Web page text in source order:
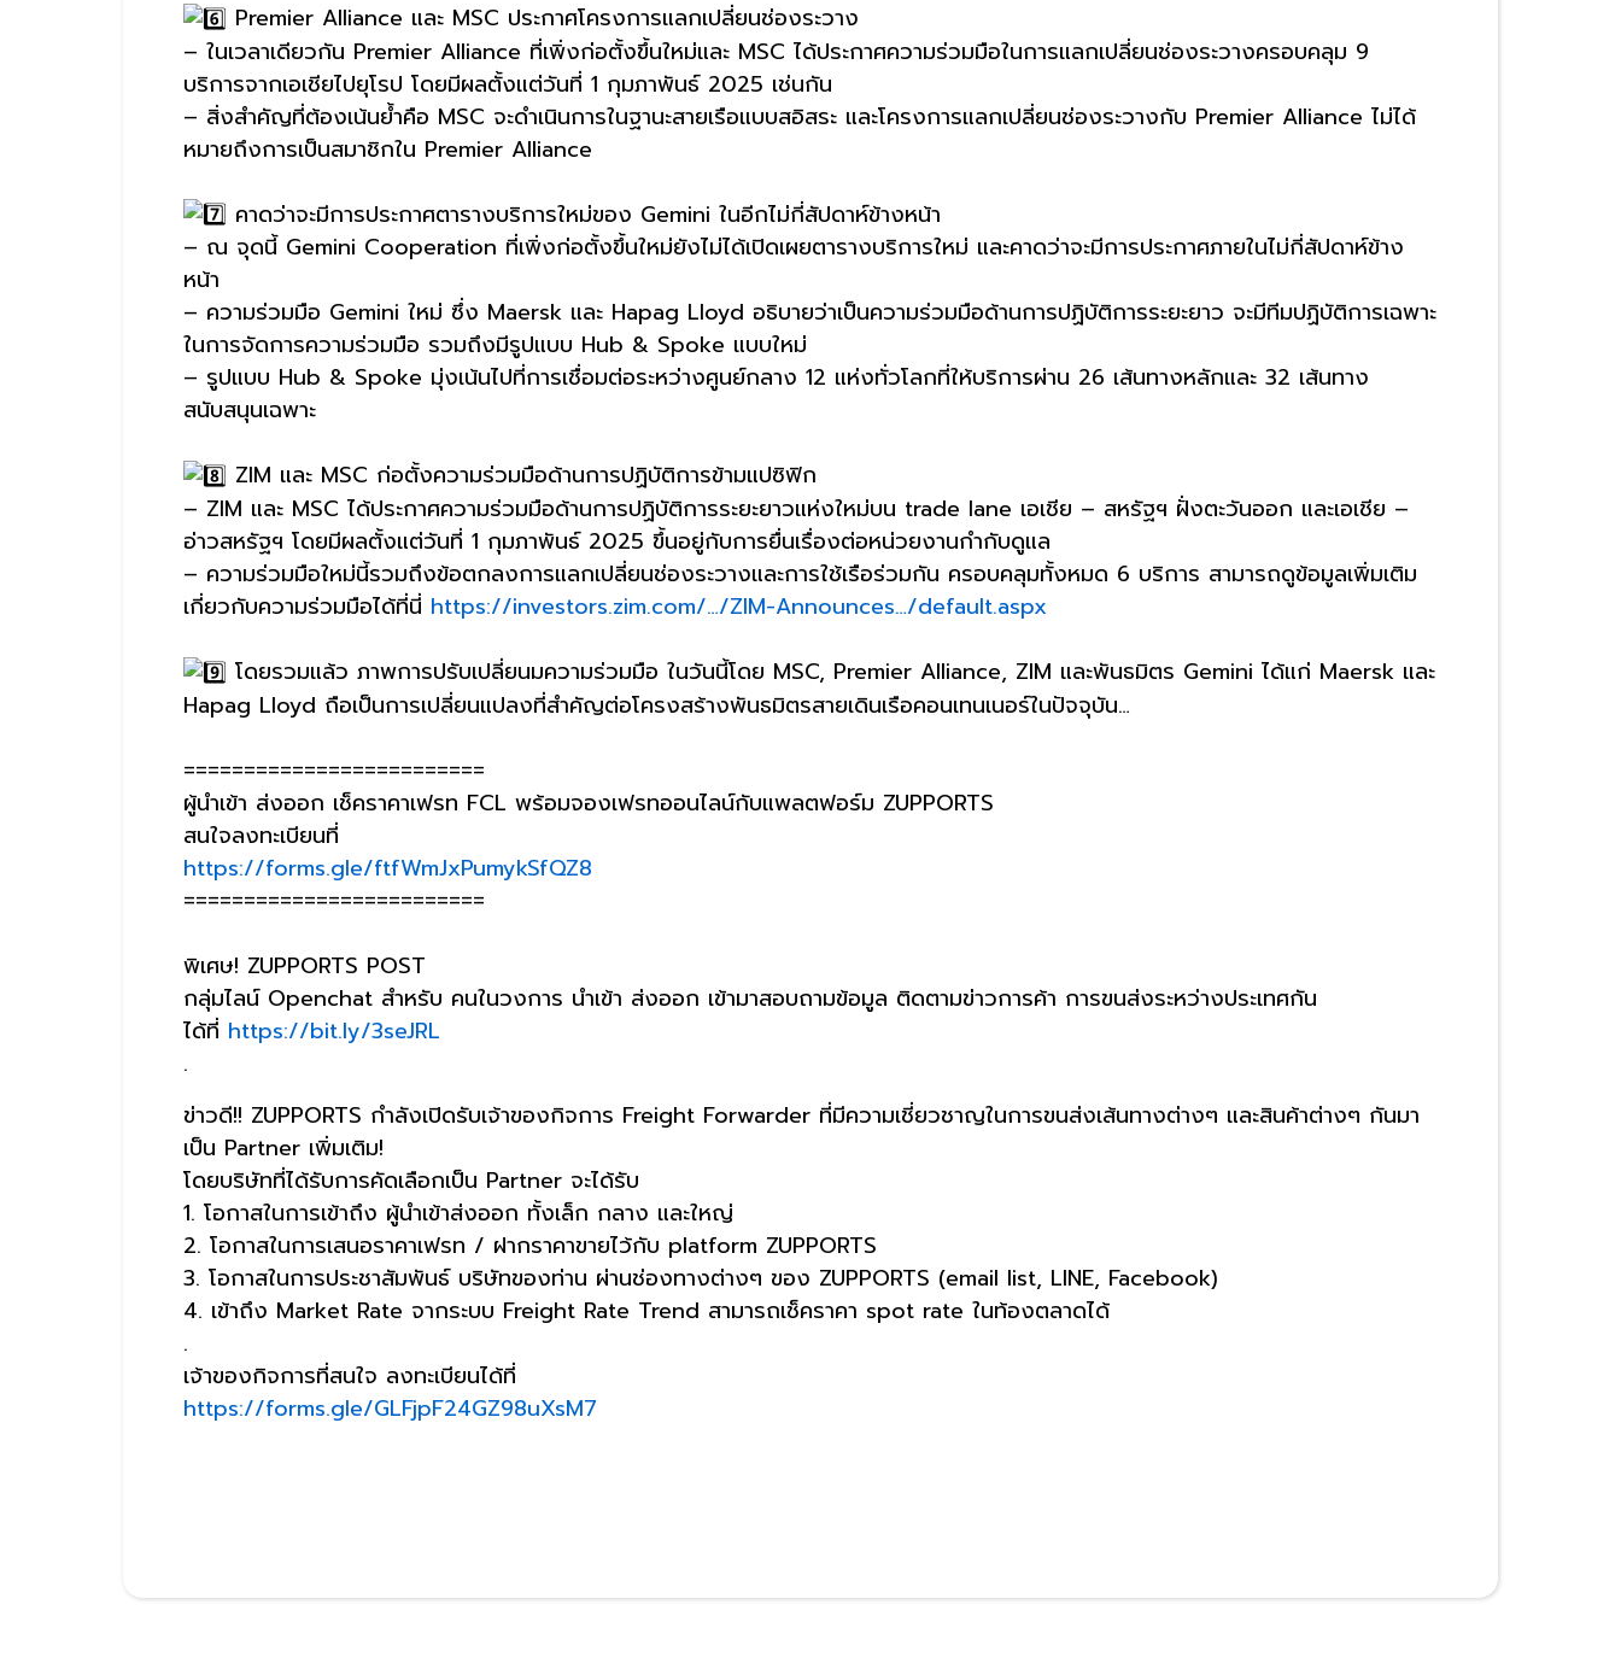
Premier Alliance และ MSC ประกาศโครงการแลกเปลี่ยนช่องระวาง
– ในเวลาเดียวกัน Premier Alliance ที่เพิ่งก่อตั้งขึ้นใหม่และ MSC ได้ประกาศความร่วมมือในการแลกเปลี่ยนช่องระวางครอบคลุม 9
บริการจากเอเชียไปยุโรป โดยมีผลตั้งแต่วันที่ 1 กุมภาพันธ์ 2025 เช่นกัน
– สิ่งสำคัญที่ต้องเน้นย้ำคือ MSC จะดำเนินการในฐานะสายเรือแบบสอิสระ และโครงการแลกเปลี่ยนช่องระวางกับ Premier Alliance ไม่ได้
หมายถึงการเป็นสมาชิกใน Premier Alliance
คาดว่าจะมีการประกาศตารางบริการใหม่ของ Gemini ในอีกไม่กี่สัปดาห์ข้างหน้า
– ณ จุดนี้ Gemini Cooperation ที่เพิ่งก่อตั้งขึ้นใหม่ยังไม่ได้เปิดเผยตารางบริการใหม่ และคาดว่าจะมีการประกาศภายในไม่กี่สัปดาห์ข้าง
หน้า
– ความร่วมมือ Gemini ใหม่ ซึ่ง Maersk และ Hapag Lloyd อธิบายว่าเป็นความร่วมมือด้านการปฏิบัติการระยะยาว จะมีทีมปฏิบัติการเฉพาะ
ในการจัดการความร่วมมือ รวมถึงมีรูปแบบ Hub & Spoke แบบใหม่
– รูปแบบ Hub & Spoke มุ่งเน้นไปที่การเชื่อมต่อระหว่างศูนย์กลาง 12 แห่งทั่วโลกที่ให้บริการผ่าน 26 เส้นทางหลักและ 32 เส้นทาง
สนับสนุนเฉพาะ
ZIM และ MSC ก่อตั้งความร่วมมือด้านการปฏิบัติการข้ามแปซิฟิก
– ZIM และ MSC ได้ประกาศความร่วมมือด้านการปฏิบัติการระยะยาวแห่งใหม่บน trade lane เอเชีย – สหรัฐฯ ฝั่งตะวันออก และเอเชีย –
อ่าวสหรัฐฯ โดยมีผลตั้งแต่วันที่ 1 กุมภาพันธ์ 2025 ขึ้นอยู่กับการยื่นเรื่องต่อหน่วยงานกำกับดูแล
– ความร่วมมือใหม่นี้รวมถึงข้อตกลงการแลกเปลี่ยนช่องระวางและการใช้เรือร่วมกัน ครอบคลุมทั้งหมด 6 บริการ สามารถดูข้อมูลเพิ่มเติม
เกี่ยวกับความร่วมมือได้ที่นี่ https://investors.zim.com/…/ZIM-Announces…/default.aspx
โดยรวมแล้ว ภาพการปรับเปลี่ยนมความร่วมมือ ในวันนี้โดย MSC, Premier Alliance, ZIM และพันธมิตร Gemini ได้แก่ Maersk และ
Hapag Lloyd ถือเป็นการเปลี่ยนแปลงที่สำคัญต่อโครงสร้างพันธมิตรสายเดินเรือคอนเทนเนอร์ในปัจจุบัน​​​​​​​​​​​​​​​​…
=========================
ผู้นำเข้า ส่งออก เช็คราคาเฟรท FCL พร้อมจองเฟรทออนไลน์กับแพลตฟอร์ม ZUPPORTS
สนใจลงทะเบียนที่
https://forms.gle/ftfWmJxPumykSfQZ8
=========================
พิเศษ! ZUPPORTS POST
กลุ่มไลน์ Openchat สำหรับ คนในวงการ นำเข้า ส่งออก เข้ามาสอบถามข้อมูล ติดตามข่าวการค้า การขนส่งระหว่างประเทศกัน
ได้ที่ https://bit.ly/3seJRL
.
ข่าวดี!! ZUPPORTS กำลังเปิดรับเจ้าของกิจการ Freight Forwarder ที่มีความเชี่ยวชาญในการขนส่งเส้นทางต่างๆ และสินค้าต่างๆ กันมา
เป็น Partner เพิ่มเติม!
โดยบริษัทที่ได้รับการคัดเลือกเป็น Partner จะได้รับ
1. โอกาสในการเข้าถึง ผู้นำเข้าส่งออก ทั้งเล็ก กลาง และใหญ่
2. โอกาสในการเสนอราคาเฟรท / ฝากราคาขายไว้กับ platform ZUPPORTS
3. โอกาสในการประชาสัมพันธ์ บริษัทของท่าน ผ่านช่องทางต่างๆ ของ ZUPPORTS (email list, LINE, Facebook)
4. เข้าถึง Market Rate จากระบบ Freight Rate Trend สามารถเช็คราคา spot rate ในท้องตลาดได้
.
เจ้าของกิจการที่สนใจ ลงทะเบียนได้ที่
https://forms.gle/GLFjpF24GZ98uXsM7